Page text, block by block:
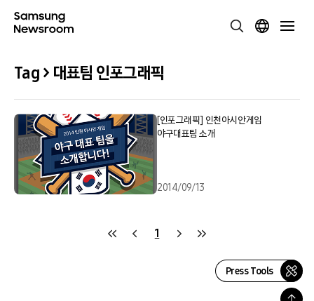
Tag > 대표팀 인포그래픽
[인포그래픽] 인천아시안게임
야구대표팀 소개
2014/09/13
1
Press Tools